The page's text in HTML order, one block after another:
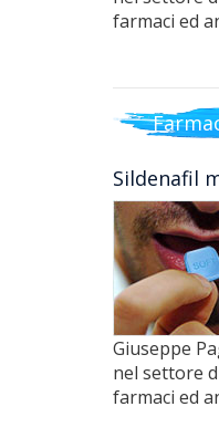
farmaci ed
Sildenafil
Giuseppe
nel settore
farmaci ed